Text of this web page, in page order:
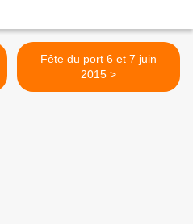
Fête du port 6 et 7 juin
2015 >